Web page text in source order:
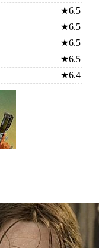
★6.5
★6.5
★6.5
★6.5
★6.4